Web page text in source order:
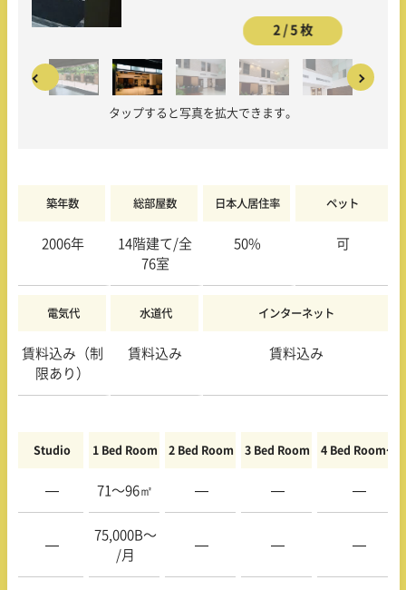
タップすると写真を拡大できます。
築年数 総部屋数 日本人居住率 ペット
2006年 14階建て/全
76室
50% 可
電気代 水道代 インターネット
賃料込み（制
限あり）
賃料込み 賃料込み
Studio 1 Bed Room 2 Bed Room 3 Bed Room 4 Bed Room〜
— 71〜96㎡ — — —
—
75,000B〜
/月
— — —